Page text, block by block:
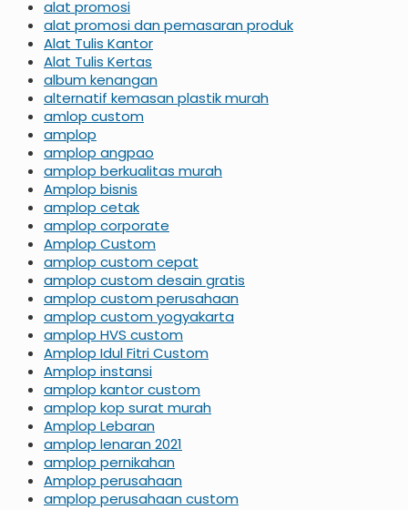
alat promosi
alat promosi dan pemasaran produk
Alat Tulis Kantor
Alat Tulis Kertas
album kenangan
alternatif kemasan plastik murah
amlop custom
amplop
amplop angpao
amplop berkualitas murah
Amplop bisnis
amplop cetak
amplop corporate
Amplop Custom
amplop custom cepat
amplop custom desain gratis
amplop custom perusahaan
amplop custom yogyakarta
amplop HVS custom
Amplop Idul Fitri Custom
Amplop instansi
amplop kantor custom
amplop kop surat murah
Amplop Lebaran
amplop lenaran 2021
amplop pernikahan
Amplop perusahaan
amplop perusahaan custom